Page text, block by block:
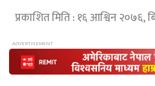
प्रकाशित मिति : १६ आश्विन २०७६,